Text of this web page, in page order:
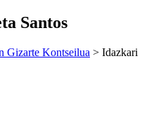
Santos
Gizarte Kontseilua > Idazkari